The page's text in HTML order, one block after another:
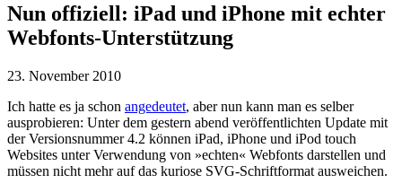
Nun offiziell: iPad und iPhone mit echter
Webfonts-Unterstützung
23. November 2010
Ich hatte es ja schon angedeutet, aber nun kann man es selber
ausprobieren: Unter dem gestern abend veröffentlichten Update mit
der Versionsnummer 4.2 können iPad, iPhone und iPod touch
Websites unter Verwendung von »echten« Webfonts darstellen und
müssen nicht mehr auf das kuriose SVG-Schriftformat ausweichen.